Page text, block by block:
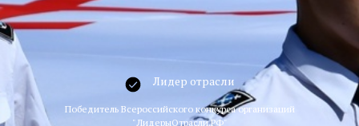
Лидер отрасли
Победитель Всероссийского конкурса организаций
"ЛидерыОтрасли.РФ"